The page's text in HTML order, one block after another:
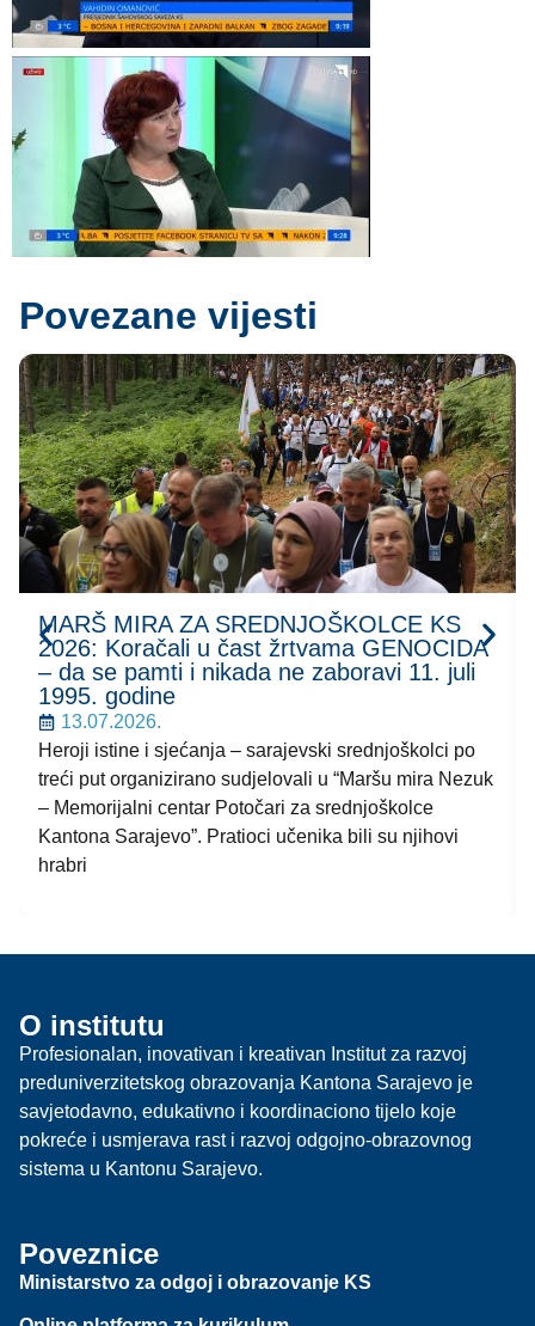
Povezane vijesti
MARŠ MIRA ZA SREDNJOŠKOLCE KS
2026: Koračali u čast žrtvama GENOCIDA
– da se pamti i nikada ne zaboravi 11. juli
1995. godine
13.07.2026.
Heroji istine i sjećanja – sarajevski srednjoškolci po
treći put organizirano sudjelovali u “Maršu mira Nezuk
– Memorijalni centar Potočari za srednjoškolce
Kantona Sarajevo”. Pratioci učenika bili su njihovi
hrabri
O institutu
Profesionalan, inovativan i kreativan Institut za razvoj
preduniverzitetskog obrazovanja Kantona Sarajevo je
savjetodavno, edukativno i koordinaciono tijelo koje
pokreće i usmjerava rast i razvoj odgojno-obrazovnog
sistema u Kantonu Sarajevo.
Poveznice
Ministarstvo za odgoj i obrazovanje KS